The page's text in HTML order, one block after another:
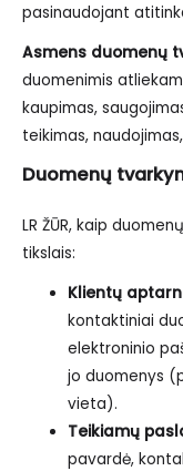
pasinaudojant
Asmens duomenų
duomenimis
kaupimas,
teikimas,
Duomenų
LR ŽŪR, kaip
tikslais:
Klientų
kontaktiniai
elektroninio
jo duomenys
vieta).
Teikiamų
pavardė,